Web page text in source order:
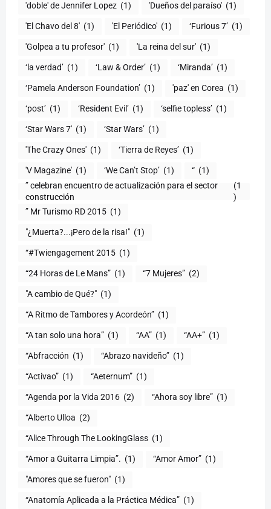
'doble' de Jennifer Lopez (1) 'Dueños del paraíso' (1)
'El Chavo del 8' (1) 'El Periódico' (1) ‘Furious 7’ (1)
'Golpea a tu profesor' (1) 'La reina del sur' (1)
‘la verdad’ (1) ‘Law & Order’ (1) ‘Miranda’ (1)
‘Pamela Anderson Foundation’ (1) 'paz' en Corea (1)
‘post’ (1) ‘Resident Evil’ (1) ‘selfie topless’ (1)
‘Star Wars 7′ (1) ‘Star Wars’ (1)
'The Crazy Ones' (1) ‘Tierra de Reyes’ (1)
'V Magazine' (1) ‘We Can’t Stop’ (1) “ (1)
” celebran encuentro de actualización para el sector
construcción
(1
)
” Mr Turismo RD 2015 (1)
"¿Muerta?...¡Pero de la risa!" (1)
“#Twiengagement 2015 (1)
“24 Horas de Le Mans” (1) “7 Mujeres” (2)
(1)
“A Ritmo de Tambores y Acordeón” (1)
“A tan solo una hora” (1) “AA” (1) “AA+” (1)
“Abfracción (1) “Abrazo navideño” (1)
“Activao” (1) “Aeternum” (1)
“Agenda por la Vida 2016 (2) “Ahora soy libre” (1)
“Alberto Ulloa (2)
“Alice Through The LookingGlass (1)
“Amor a Guitarra Limpia”. (1) “Amor Amor” (1)
"Amores que se fueron" (1)
“Anatomía Aplicada a la Práctica Médica” (1)